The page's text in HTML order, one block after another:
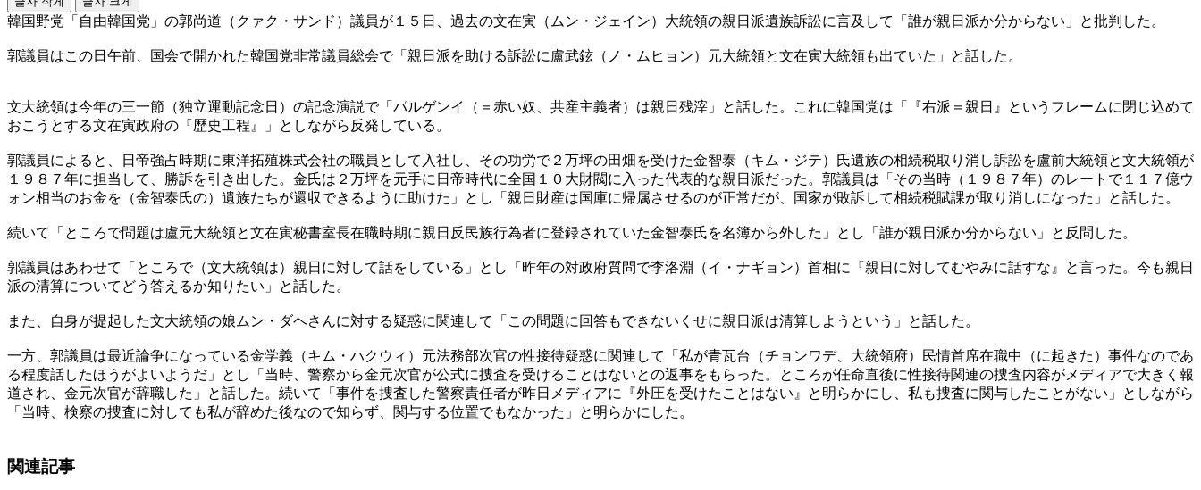
韓国野党「自由韓国党」の郭尚道（クァク・サンド）議員が１５日、過去の文在寅（ムン・ジェイン）大統領の親日派遺族訴訟に言及して「誰が親日派か分からない」と批判した。
郭議員はこの日午前、国会で開かれた韓国党非常議員総会で「親日派を助ける訴訟に盧武鉉（ノ・ムヒョン）元大統領と文在寅大統領も出ていた」と話した。
文大統領は今年の三一節（独立運動記念日）の記念演説で「パルゲンイ（＝赤い奴、共産主義者）は親日残滓」と話した。これに韓国党は「『右派＝親日』というフレームに閉じ込めて
おこうとする文在寅政府の『歴史工程』」としながら反発している。
郭議員によると、日帝強占時期に東洋拓殖株式会社の職員として入社し、その功労で２万坪の田畑を受けた金智泰（キム・ジテ）氏遺族の相続税取り消し訴訟を盧前大統領と文大統領が
１９８７年に担当して、勝訴を引き出した。金氏は２万坪を元手に日帝時代に全国１０大財閥に入った代表的な親日派だった。郭議員は「その当時（１９８７年）のレートで１１７億ウ
ォン相当のお金を（金智泰氏の）遺族たちが還収できるように助けた」とし「親日財産は国庫に帰属させるのが正常だが、国家が敗訴して相続税賦課が取り消しになった」と話した。
続いて「ところで問題は盧元大統領と文在寅秘書室長在職時期に親日反民族行為者に登録されていた金智泰氏を名簿から外した」とし「誰が親日派か分からない」と反問した。
郭議員はあわせて「ところで（文大統領は）親日に対して話をしている」とし「昨年の対政府質問で李洛淵（イ・ナギョン）首相に『親日に対してむやみに話すな』と言った。今も親日
派の清算についてどう答えるか知りたい」と話した。
また、自身が提起した文大統領の娘ムン・ダヘさんに対する疑惑に関連して「この問題に回答もできないくせに親日派は清算しようという」と話した。
一方、郭議員は最近論争になっている金学義（キム・ハクウィ）元法務部次官の性接待疑惑に関連して「私が青瓦台（チョンワデ、大統領府）民情首席在職中（に起きた）事件なのであ
る程度話したほうがよいようだ」とし「当時、警察から金元次官が公式に捜査を受けることはないとの返事をもらった。ところが任命直後に性接待関連の捜査内容がメディアで大きく報
道され、金元次官が辞職した」と話した。続いて「事件を捜査した警察責任者が昨日メディアに『外圧を受けたことはない』と明らかにし、私も捜査に関与したことがない」としながら
「当時、検察の捜査に対しても私が辞めた後なので知らず、関与する位置でもなかった」と明らかにした。
関連記事